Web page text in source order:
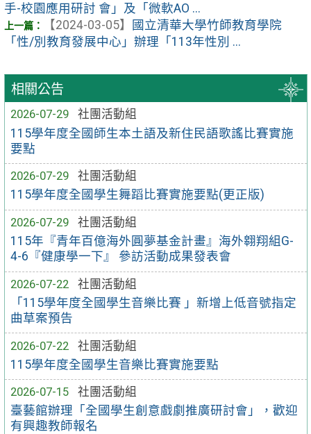
相關公告
2026-07-29
社團活動組
115學年度全國師生本土語及新住民語歌謠比賽實施
要點
2026-07-29
社團活動組
115學年度全國學生舞蹈比賽實施要點(更正版)
2026-07-29
社團活動組
115年『青年百億海外圓夢基金計畫』海外翱翔組G-
4-6『健康學一下』 參訪活動成果發表會
2026-07-22
社團活動組
「115學年度全國學生音樂比賽 」新增上低音號指定
曲草案預告
2026-07-22
社團活動組
115學年度全國學生音樂比賽實施要點
2026-07-15
社團活動組
臺藝館辦理「全國學生創意戲劇推廣研討會」，歡迎
有興趣教師報名
手-校園應用研討 會」及「微軟AO ...
【2024-03-05】
國立清華大學竹師教育學院
「性/別教育發展中心」辦理「113年性別 ...